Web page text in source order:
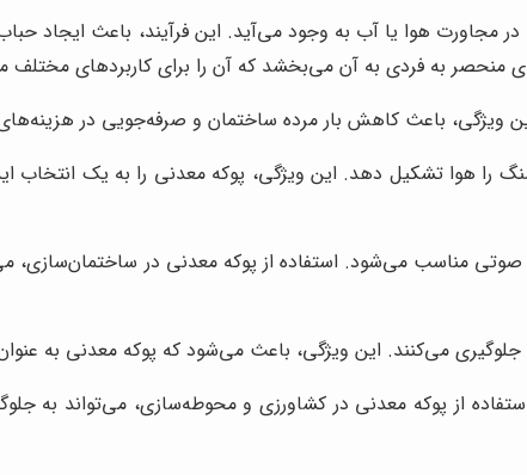
هوا یا آب به وجود می‌آید. این فرآیند، باعث ایجاد
منحصر به فردی به آن می‌بخشد که آن را برای کاربردهای
ویژگی، باعث کاهش بار مرده ساختمان و صرفه‌جویی در
هوا تشکیل دهد. این ویژگی، پوکه معدنی را به یک انتخاب
صوتی مناسب می‌شود. استفاده از پوکه معدنی در ساختمان‌سازی،
می‌کنند. این ویژگی، باعث می‌شود که پوکه معدنی به
از پوکه معدنی در کشاورزی و محوطه‌سازی، می‌تواند به